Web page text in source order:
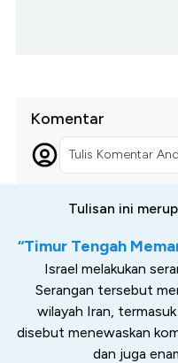
Komentar
Tulis Komentar
Tulisan ini
“Timur Tengah
Israel melakukan
Serangan tersebut
wilayah Iran,
disebut menewaskan
dan juga